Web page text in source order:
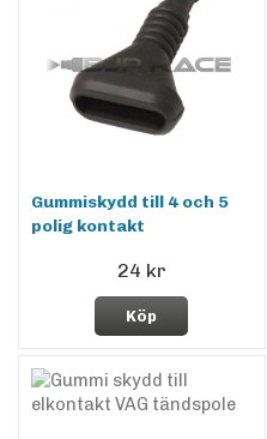
Gummiskydd till 4 och 5
polig kontakt
24 kr
Köp